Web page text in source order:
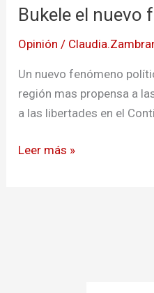
Bukele el nuevo
Opinión /
Un nuevo fenómeno
región mas propensa a
a las libertades en el
nuevo
político
Leer más »